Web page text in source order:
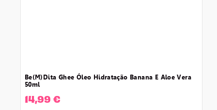
be(m)dita ghee óleo hidratação banana e aloe vera
50ml
14,99 €